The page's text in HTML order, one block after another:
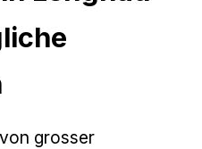
grosser